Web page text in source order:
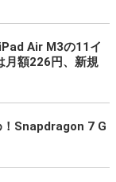
Air M3の11イ
月額226円、新規
！Snapdragon 7 G